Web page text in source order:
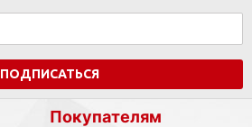
ПОДПИСАТЬСЯ
Покупателям